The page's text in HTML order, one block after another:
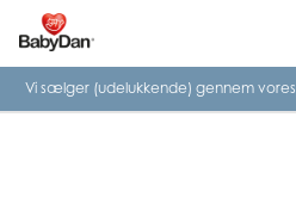
Vi sælger (udelukkende) gennem vores